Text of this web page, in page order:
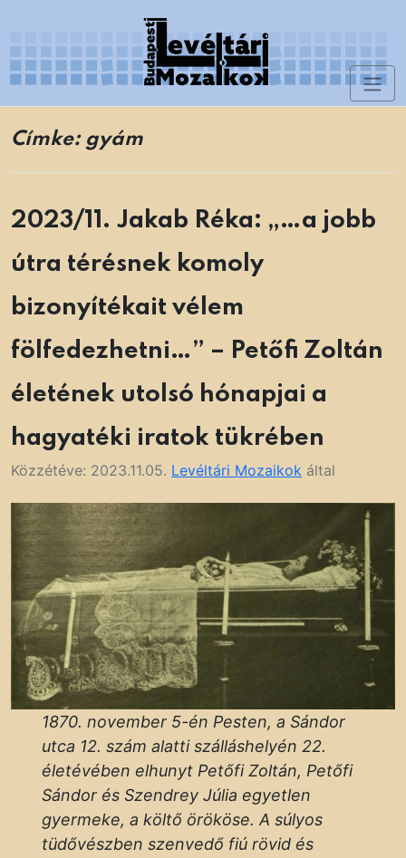
content
Címke: gyám
2023/11. Jakab Réka: „…a jobb
útra térésnek komoly
bizonyítékait vélem
fölfedezhetni…” – Petőfi Zoltán
életének utolsó hónapjai a
hagyatéki iratok tükrében
Közzétéve: 2023.11.05. Levéltári Mozaikok által
1870. november 5-én Pesten, a Sándor
utca 12. szám alatti szálláshelyén 22.
életévében elhunyt Petőfi Zoltán, Petőfi
Sándor és Szendrey Júlia egyetlen
gyermeke, a költő örököse. A súlyos
tüdővészben szenvedő fiú rövid és